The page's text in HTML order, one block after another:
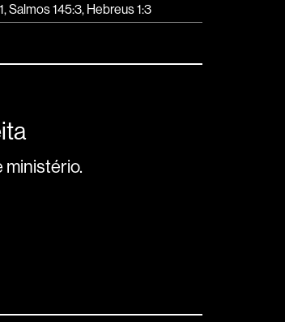
Salmos 145:3, Hebreus 1:3
ministério.